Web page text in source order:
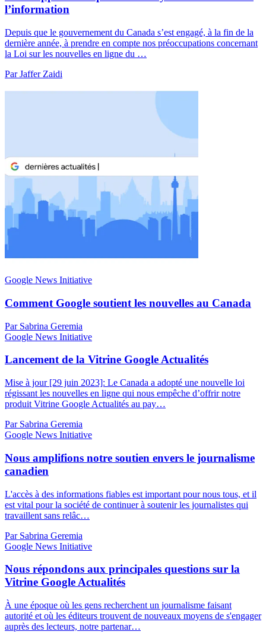
l’information
Depuis que le gouvernement du Canada s’est engagé, à la fin de la
dernière année, à prendre en compte nos préoccupations concernant
la Loi sur les nouvelles en ligne du …
Par Jaffer Zaidi
Google News Initiative
Comment Google soutient les nouvelles au Canada
Par Sabrina Geremia
Google News Initiative
Lancement de la Vitrine Google Actualités
Mise à jour [29 juin 2023]: Le Canada a adopté une nouvelle loi
régissant les nouvelles en ligne qui nous empêche d’offrir notre
produit Vitrine Google Actualités au pay…
Par Sabrina Geremia
Google News Initiative
Nous amplifions notre soutien envers le journalisme
canadien
L'accès à des informations fiables est important pour nous tous, et il
est vital pour la société de continuer à soutenir les journalistes qui
travaillent sans relâc…
Par Sabrina Geremia
Google News Initiative
Nous répondons aux principales questions sur la
Vitrine Google Actualités
À une époque où les gens recherchent un journalisme faisant
autorité et où les éditeurs trouvent de nouveaux moyens de s'engager
auprès des lecteurs, notre partenar…